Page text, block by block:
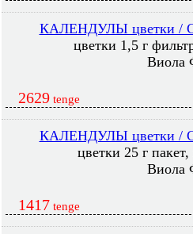
КАЛЕНДУЛЫ цветки /
цветки 1,5 г
Виола
2629 tenge
КАЛЕНДУЛЫ цветки /
цветки 25 г
Виола
1417 tenge